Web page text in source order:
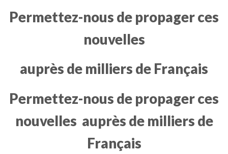
Permettez-nous de propager ces
nouvelles
auprès de milliers de Français
Permettez-nous de propager ces
nouvelles auprès de milliers de
Français